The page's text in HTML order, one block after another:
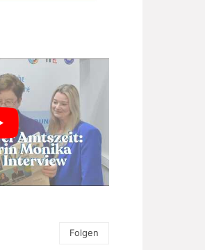
Folgen